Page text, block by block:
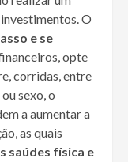
O
e se
opte
corridas, entre
sexo, o
a aumentar a
as quais
saúdes física e